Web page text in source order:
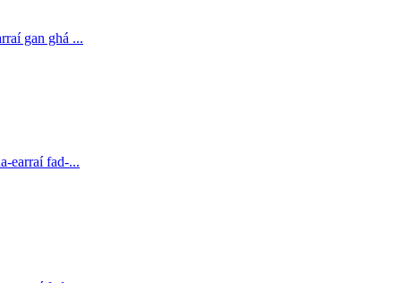
gan ghá ...
earraí fad-...